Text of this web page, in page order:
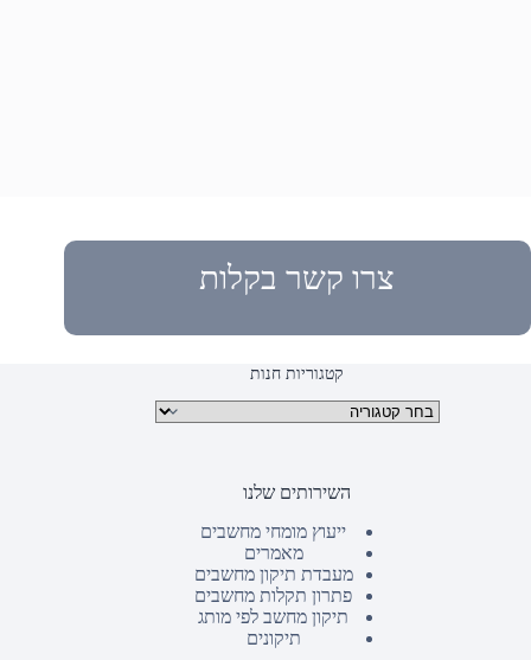
צרו קשר בקלות
קטגוריות חנות
קטגוריות מוצרים
השירותים שלנו
ייעוץ מומחי מחשבים
מאמרים
מעבדת תיקון מחשבים
פתרון תקלות מחשבים
תיקון מחשב לפי מותג
תיקונים